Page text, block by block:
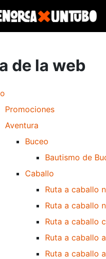
de la web
Promociones
Aventura
Buceo
Bautismo de
Caballo
Ruta a caballo
Ruta a caballo
Ruta a caballo
Ruta a caballo
Ruta a caballo